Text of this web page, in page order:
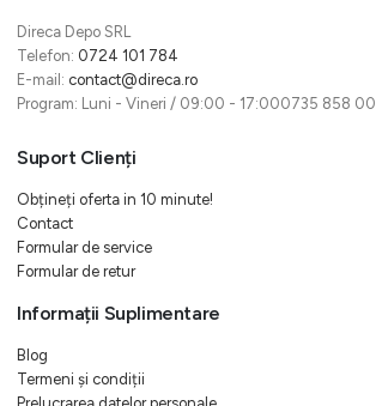
Direca Depo SRL
Telefon: 0724 101 784
E-mail: contact@direca.ro
Program: Luni - Vineri / 09:00 - 17:000735 858
Suport Clienți
Obțineți oferta in 10 minute!
Contact
Formular de service
Formular de retur
Informații Suplimentare
Blog
Termeni și condiții